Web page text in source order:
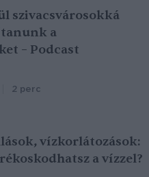
szivacsvárosokká
a
– Podcast
2 perc
vízkorlátozások:
a vízzel?